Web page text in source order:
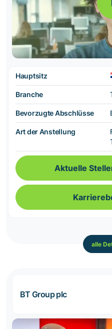
Hauptsitz
Branche
Bevorzugte Abschlüsse
Art der Anstellung
Aktuelle
alle
BT Group plc